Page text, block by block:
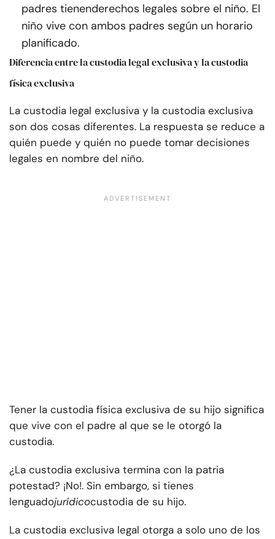
padres tienenderechos legales sobre el niño. El
niño vive con ambos padres según un horario
planificado.
Diferencia entre la custodia legal exclusiva y la custodia
física exclusiva
La custodia legal exclusiva y la custodia exclusiva
son dos cosas diferentes. La respuesta se reduce a
quién puede y quién no puede tomar decisiones
legales en nombre del niño.
Tener la custodia física exclusiva de su hijo significa
que vive con el padre al que se le otorgó la
custodia.
¿La custodia exclusiva termina con la patria
potestad? ¡No!. Sin embargo, si tienes
lenguadojurídicocustodia de su hijo.
La custodia exclusiva legal otorga a solo uno de los